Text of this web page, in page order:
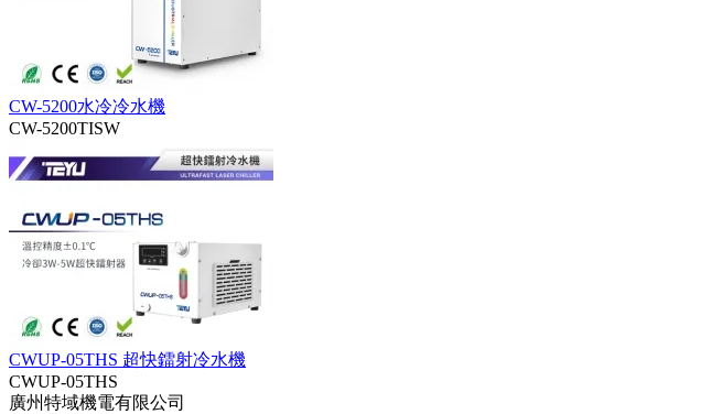
CW-5200水冷冷水機
CW-5200TISW
CWUP-05THS 超快鐳射冷水機
CWUP-05THS
廣州特域機電有限公司